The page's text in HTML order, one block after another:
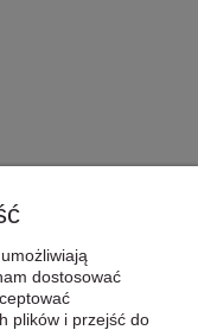
85 g
dostosować
plików i przejść do